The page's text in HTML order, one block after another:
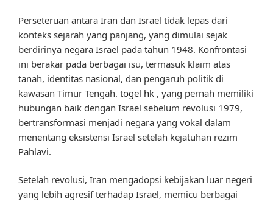
Perseteruan antara Iran dan Israel tidak lepas dari
konteks sejarah yang panjang, yang dimulai sejak
berdirinya negara Israel pada tahun 1948. Konfrontasi
ini berakar pada berbagai isu, termasuk klaim atas
tanah, identitas nasional, dan pengaruh politik di
kawasan Timur Tengah. togel hk , yang pernah memiliki
hubungan baik dengan Israel sebelum revolusi 1979,
bertransformasi menjadi negara yang vokal dalam
menentang eksistensi Israel setelah kejatuhan rezim
Pahlavi.
Setelah revolusi, Iran mengadopsi kebijakan luar negeri
yang lebih agresif terhadap Israel, memicu berbagai